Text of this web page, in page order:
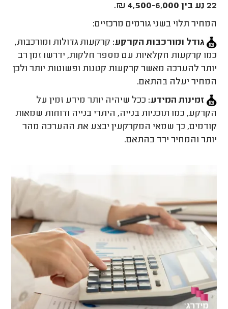
22 נע בין 4,500-6,000 ₪.
המחיר תלוי בשני גורמים מרכזיים:
גודל ומורכבות הקרקע: קרקעות גדולות ומורכבות,
כמו קרקעות חקלאיות עם מספר חלקות, ידרשו זמן רב
יותר להערכה מאשר קרקעות קטנות ופשוטות יותר ולכן
המחיר יעלה בהתאם.
זמינות המידע: ככל שיהיה יותר מידע זמין על
הקרקע, כמו תוכניות בנייה, היתרי בנייה ודוחות שמאות
קודמים, כך שמאי המקרקעין יבצע את ההערכה מהר
יותר והמחיר ירד בהתאם.